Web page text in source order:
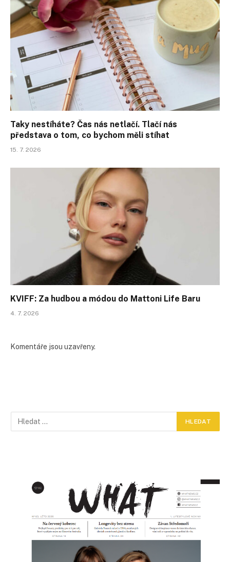
Taky nestíháte? Čas nás netlačí. Tlačí nás
představa o tom, co bychom měli stíhat
15. 7. 2026
KVIFF: Za hudbou a módou do Mattoni Life Baru
4. 7. 2026
Komentáře jsou uzavřeny.